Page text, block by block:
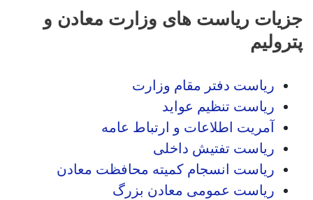
جزیات ریاست های وزارت معادن و
پترولیم
ریاست دفتر مقام وزارت
ریاست تنظیم عواید
آمریت اطلاعات و ارتباط عامه
ریاست تفتیش داخلی
ریاست انسجام کمیته محافظت معادن
ریاست عمومی معادن بزرگ